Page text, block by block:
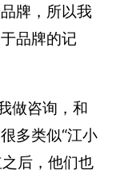
牌，所以我
品牌的记
做咨询，和
多类似“江小
后，他们也